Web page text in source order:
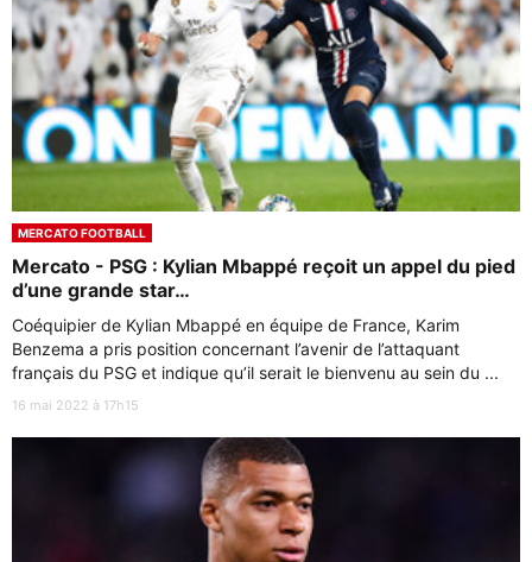
MERCATO FOOTBALL
Mercato - PSG : Kylian Mbappé reçoit un appel du pied
d’une grande star…
Coéquipier de Kylian Mbappé en équipe de France, Karim
Benzema a pris position concernant l’avenir de l’attaquant
français du PSG et indique qu’il serait le bienvenu au sein du ...
16 mai 2022 à 17h15